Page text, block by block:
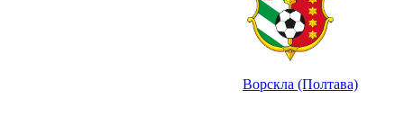
Ворскла (Полтава)